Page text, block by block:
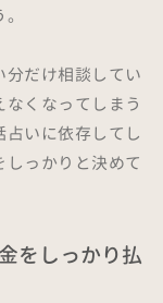
だけ相談してい
くなってしまう
いに依存してし
っかりと決めて
をしっかり払